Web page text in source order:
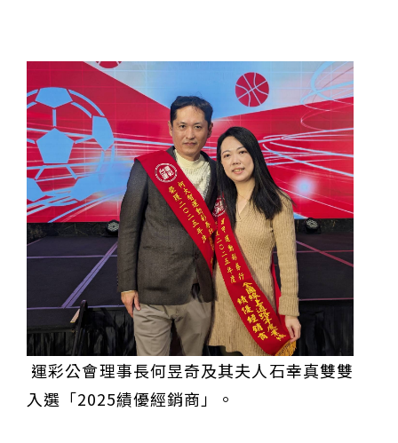
化身探險工具自主解謎
活潑親切打破失智框架！日王牌業務丹野智文抗病13
年，靠「第二大腦」獨自來台分享生命淚水
國際保育盛事首移師亞洲 Joint TAG全球專家會議臺北
登場
綠營中投參選人合體 拋「中投新市鎮」 交通與醫療跨
域治理成焦點
夜市變廟會！山邊媽、旱溪媽、大庄媽三媽首度齊巡逢
甲 萬人爭躦轎底響徹夜空
MLB》鄧愷威6局飆6K完封小熊奪第3勝！宰制力複製
「王建民建仔旋風」引爆世代傳承鐵觀音節政大登場 結合大文山友善食農與地方創生
臺德技職教育深層對話！德國Walther Rathenau師生
造訪大安高工 體驗端午文化與前瞻工業實作
迎端午、抗酷暑！臺中盛夏水域系列活動本周六起兩地
開划
課堂搬到菜市場！北市13校「游於藝」成果展 導覽小
尖兵用藝術「說」出千年風俗
20年淬鍊！貓空纜車運量突破4,000萬人次 「天空綠
洲」成國際打卡新地標
熊鷹羽毛與保育的兩難！金甌女中師生齊聚《飛吧！熊
鷹》特映會 深化原民文化與生態永續教育
29件神級作品齊聚葫蘆墩！「藝馬登豐」2026台灣工
藝之家聯展震撼登場
跨越百年的生物觀測！科博館、成大《時空丈量師》特
展：讓典藏標本說出氣候變遷真相
睽違七年！精品郵輪「島嶼天空號」首航臺中港 參山處
攜手縣市熱情迎賓
金牌搖籃驚傳「球荒」！江啟臣偕運彩公會挺萬和國
中，捐贈 1800 顆羽球助小將 4 月全中運奪金
台中》15分鐘的診療，13年的堅持！ 中山醫大牙醫系
跨海義診13年
運彩公會理事長何昱奇及其夫人石幸真雙雙
入選「2025績優經銷商」。